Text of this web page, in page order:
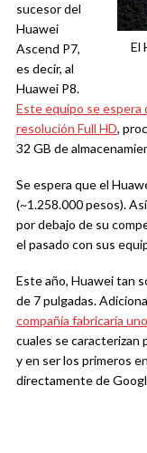
El
sucesor del
Huawei
Ascend P7,
es decir, al
Huawei P8.
Este equipo se espera
resolución Full HD,
32 GB de
Se espera que el
(~1.258.000 pesos).
por debajo de su
el pasado con sus
Este año, Huawei tan
de 7 pulgadas.
compañía fabricaría
cuales se
y en ser los primeros
directamente de